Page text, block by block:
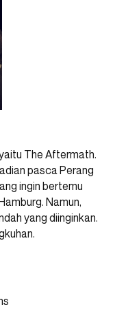
The Aftermath.
pasca Perang
ingin bertemu
Namun,
yang diinginkan.